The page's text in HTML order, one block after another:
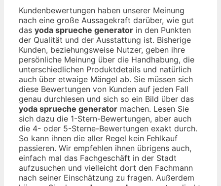
Kundenbewertungen haben unserer Meinung
nach eine große Aussagekraft darüber, wie gut
das yoda sprueche generator in den Punkten
der Qualität und der Ausstattung ist. Bisherige
Kunden, beziehungsweise Nutzer, geben ihre
persönliche Meinung über die Handhabung, die
unterschiedlichen Produktdetails und natürlich
auch über etwaige Mängel ab. Sie müssen sich
diese Bewertungen von Kunden auf jeden Fall
genau durchlesen und sich so ein Bild über das
yoda sprueche generator machen. Lesen Sie
sich dazu die 1-Stern-Bewertungen, aber auch
die 4- oder 5-Sterne-Bewertungen exakt durch.
So kann ihnen die aller Regel kein Fehlkauf
passieren. Wir empfehlen ihnen übrigens auch,
einfach mal das Fachgeschäft in der Stadt
aufzusuchen und vielleicht dort den Fachmann
nach seiner Einschätzung zu fragen. Außerdem